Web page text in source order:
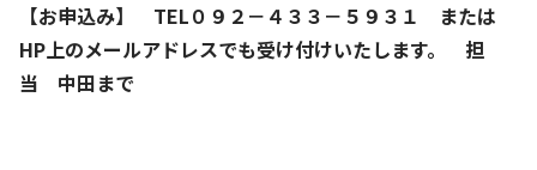
【お申込み】 TEL０９２－４３３－５９３１ または
HP上のメールアドレスでも受け付けいたします。 担
当 中田まで